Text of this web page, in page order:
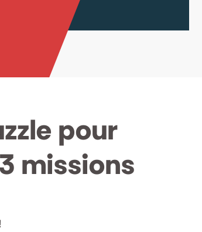
pour
missions